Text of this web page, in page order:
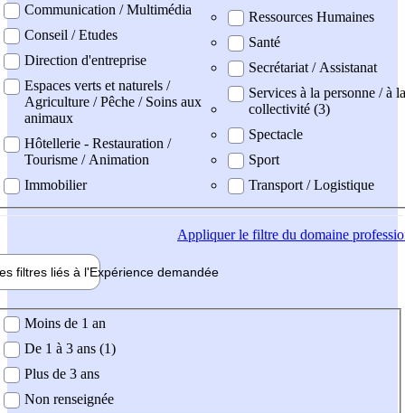
Communication / Multimédia
Conseil / Etudes
Direction d'entreprise
Espaces verts et naturels /
Agriculture / Pêche / Soins aux
animaux
Hôtellerie - Restauration /
Tourisme / Animation
Immobilier
Ressources Humaines
Santé
Secrétariat / Assistanat
Services à la personne / à la
collectivité (3)
Spectacle
Sport
Transport / Logistique
Appliquerle filtre du domaine
filtres liés à l'Expérience demandée
demandée
Moins de 1 an
De 1 à 3 ans (1)
Plus de 3 ans
Non renseignée